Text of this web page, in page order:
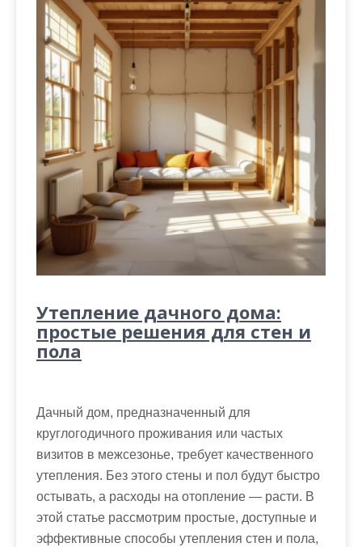
Утепление дачного дома:
простые решения для стен и
пола
Дачный дом, предназначенный для
круглогодичного проживания или частых
визитов в межсезонье, требует качественного
утепления. Без этого стены и пол будут быстро
остывать, а расходы на отопление — расти. В
этой статье рассмотрим простые, доступные и
эффективные способы утепления стен и пола,